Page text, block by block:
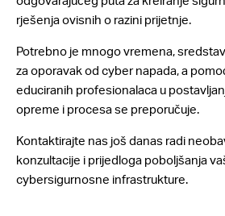
rješenja ovisnih o razini prijetnje.
Potrebno je mnogo vremena,
za oporavak od cyber napada, a
educiranih profesionalaca u
opreme i procesa se preporučuje.
Kontaktirajte nas još danas radi
konzultacije i prijedloga poboljšanja
cybersigurnosne infrastrukture.